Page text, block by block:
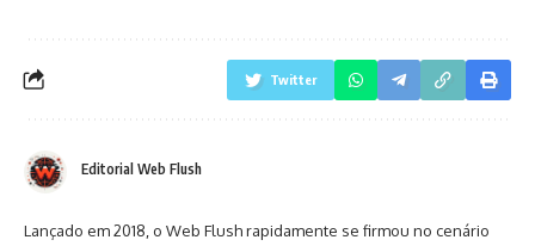
Twitter
Editorial Web Flush
Lançado em 2018, o Web Flush rapidamente se firmou no cenário